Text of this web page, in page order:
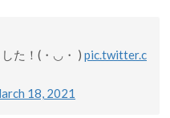
た！(・◡・ ) pic.twitter.c
18, 2021